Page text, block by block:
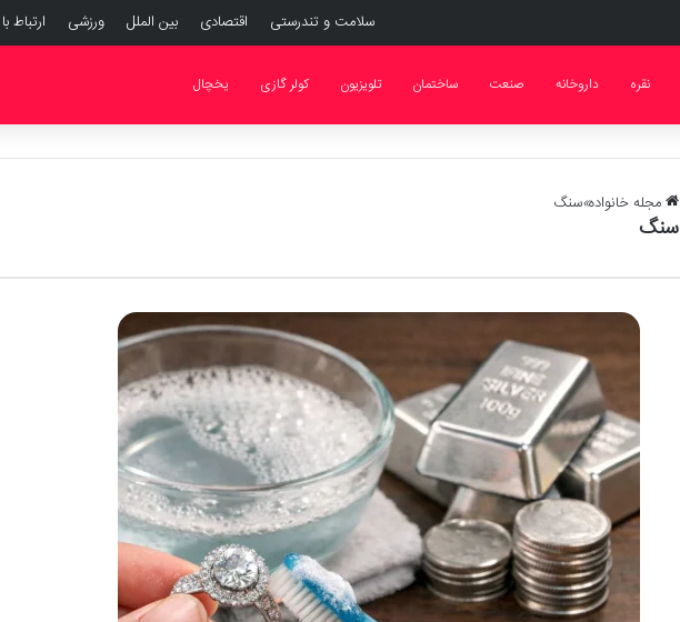
سلامت و تندرستی اقتصادی بین الملل ورزشی ارتباط
نقره داروخانه صنعت ساختمان تلویزیون کولر گازی یخچال
مجله خانواده»سنگ
سنگ